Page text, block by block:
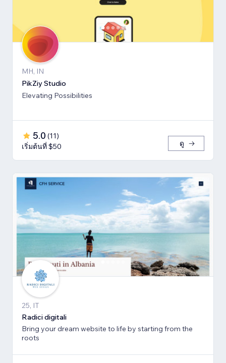
MH, IN
PikZiy Studio
Elevating Possibilities
5.0 (11)
เริ่มต้นที่ $50
ดู
25, IT
Radici digitali
Bring your dream website to life by starting from the
roots